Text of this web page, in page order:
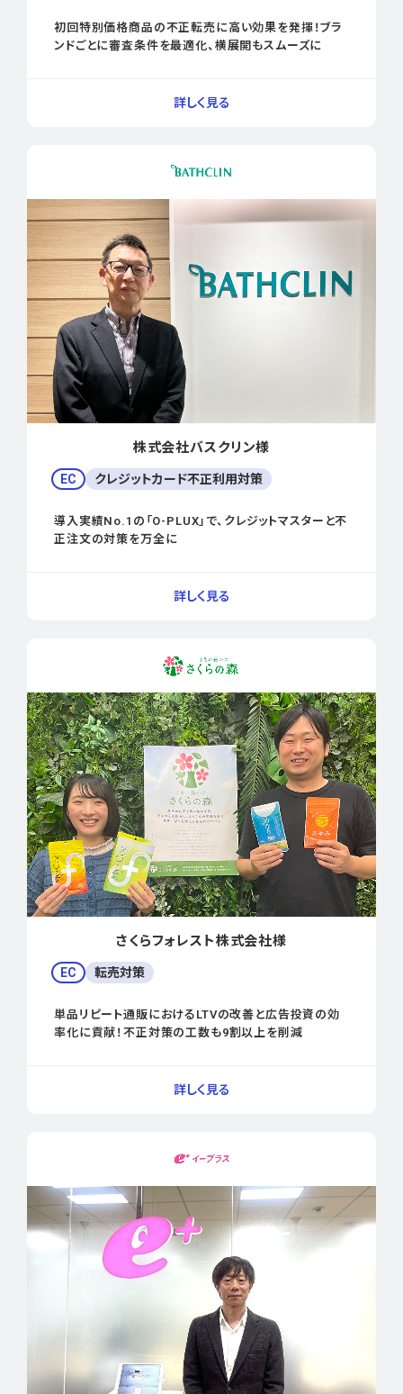
初回特別価格商品の不正転売に高い効果を発揮！ブラ
ンドごとに審査条件を最適化、横展開もスムーズに
株式会社バスクリン様
EC クレジットカード不正利用対策
導入実績No.1の「O-PLUX」で、クレジットマスターと不
正注文の対策を万全に
さくらフォレスト株式会社様
EC 転売対策
単品リピート通販におけるLTVの改善と広告投資の効
率化に貢献！不正対策の工数も9割以上を削減